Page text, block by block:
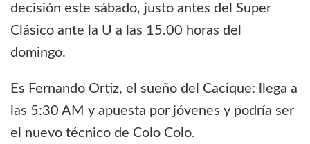
decisión este sábado, justo antes del Super
Clásico ante la U a las 15.00 horas del
domingo.
Es Fernando Ortiz, el sueño del Cacique: llega a
las 5:30 AM y apuesta por jóvenes y podría ser
el nuevo técnico de Colo Colo.